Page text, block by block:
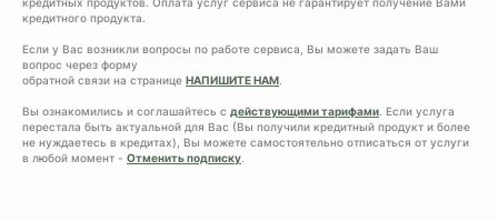
кредитного продукта.
Если у Вас возникли вопросы по работе сервиса, Вы можете задать Ваш
вопрос через форму
обратной связи на странице НАПИШИТЕ НАМ.
Вы ознакомились и соглашайтесь с действующими тарифами. Если услуга
перестала быть актуальной для Вас (Вы получили кредитный продукт и более
не нуждаетесь в кредитах), Вы можете самостоятельно отписаться от услуги
в любой момент - Отменить подписку.